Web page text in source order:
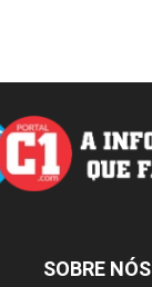
SOBRE NÓS